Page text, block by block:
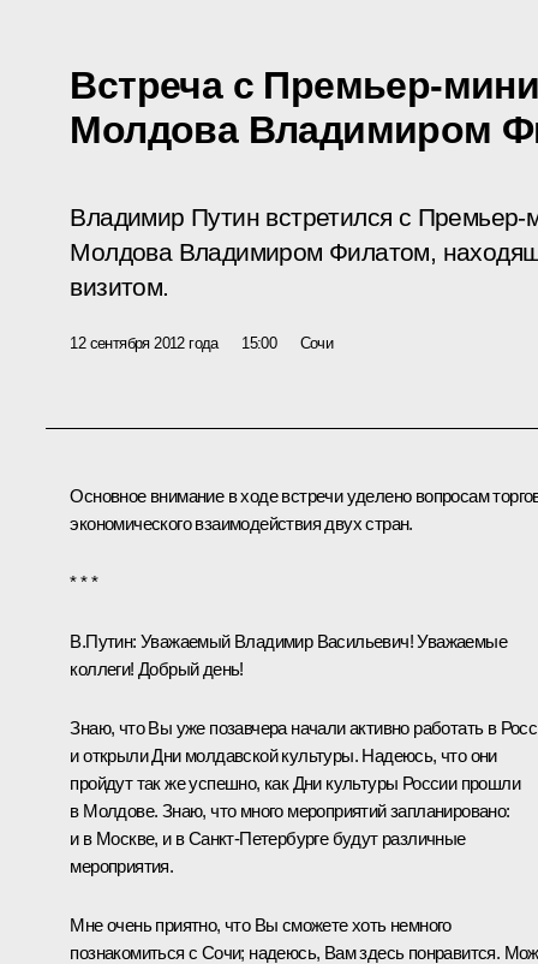
Встреча с Премьер-
Молдова Владимиром
Владимир Путин встретился с Премьер-
Молдова Владимиром Филатом,
визитом.
12 сентября 2012 года 15:00 Сочи
Основное внимание в ходе встречи уделено вопросам
экономического взаимодействия двух стран.
* * *
В.Путин: Уважаемый Владимир Васильевич! Уважаемые
коллеги! Добрый день!
Знаю, что Вы уже позавчера начали активно работать в
и открыли Дни молдавской культуры. Надеюсь, что они
пройдут так же успешно, как Дни культуры России прошли
в Молдове. Знаю, что много мероприятий запланировано:
и в Москве, и в Санкт-Петербурге будут различные
мероприятия.
Мне очень приятно, что Вы сможете хоть немного
познакомиться с Сочи; надеюсь, Вам здесь понравится.